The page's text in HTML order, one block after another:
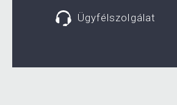
Ügyfélszolgálat